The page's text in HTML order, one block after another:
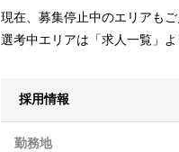
現在、募集停止中のエリアもご
選考中エリアは「求人一覧」よ
採用情報
勤務地